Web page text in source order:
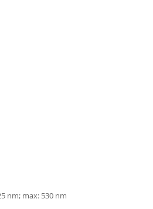
nm; max: 530 nm